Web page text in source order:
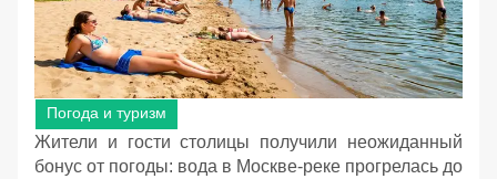
Погода и туризм
Жители и гости столицы получили неожиданный
бонус от погоды: вода в Москве-реке прогрелась до